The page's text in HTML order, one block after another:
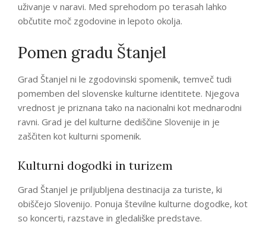
uživanje v naravi. Med sprehodom po terasah lahko
občutite moč zgodovine in lepoto okolja.
Pomen gradu Štanjel
Grad Štanjel ni le zgodovinski spomenik, temveč tudi
pomemben del slovenske kulturne identitete. Njegova
vrednost je priznana tako na nacionalni kot mednarodni
ravni. Grad je del kulturne dediščine Slovenije in je
zaščiten kot kulturni spomenik.
Kulturni dogodki in turizem
Grad Štanjel je priljubljena destinacija za turiste, ki
obiščejo Slovenijo. Ponuja številne kulturne dogodke, kot
so koncerti, razstave in gledališke predstave.